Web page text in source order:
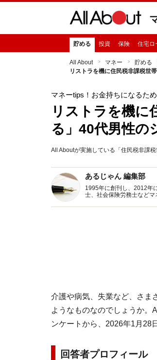
貯める 投資 保険 住宅ロ
All About マネー 貯める
リストラを機に住民税非課税世
マネーtips！お金持ちになるた
リストラを機に
る」40代男性の
All Aboutが実施している「住民税非課
あるじゃん 編集部
1995年に創刊し、2012年
士、社会保険労務士など
介護や病気、失業など、さま
ようなものなのでしょうか。
ンケートから、2026年1月28
回答者プロフィール